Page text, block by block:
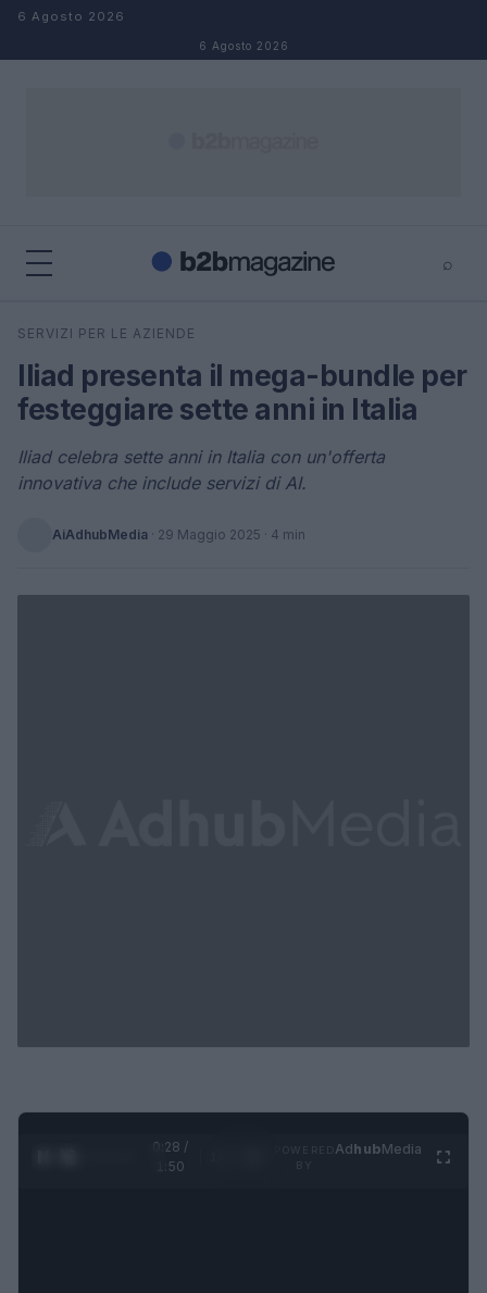
Salta al contenuto
6 Agosto 2026
6 Agosto 2026
⌕
Cerca
SERVIZI PER LE AZIENDE
Iliad presenta il mega-bundle per
festeggiare sette anni in Italia
Iliad celebra sette anni in Italia con un'offerta
innovativa che include servizi di AI.
AiAdhubMedia · 29 Maggio 2025 · 4 min
0:29 /
1:50
AdhubMedia